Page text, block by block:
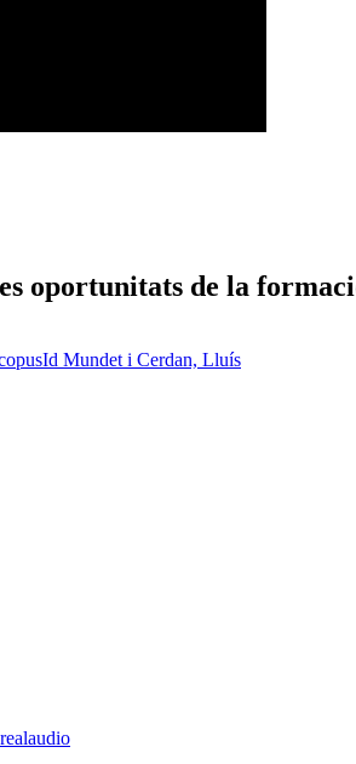
oportunitats de la
Mundet i Cerdan, Lluís